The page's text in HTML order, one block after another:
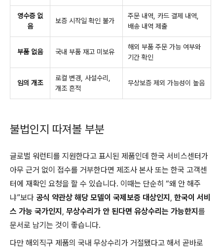
영수증 없
음
보증 시작일 확인 불가
주문 내역, 카드 결제 내역,
배송 내역 제출
부품 없음 국내 부품 재고 미보유
해외 부품 주문 가능 여부와
기간 확인
임의 개조
로컬 변경, 사설수리,
개조 흔적
무상보증 제외 가능성이 높음
불법인지 따져볼 부분
글로벌 워런티를 지원한다고 표시된 제품인데 한국 서비스센터가
아무 근거 없이 접수를 거부한다면 제조사 본사 또는 한국 고객센
터에 재확인 요청을 할 수 있습니다. 이때는 단순히 “왜 안 해주
냐”보다 공식 약관상 해당 모델이 국제보증 대상인지
한국이 서비
스 가능 국가인지
무상수리가 안 된다면 유상수리는 가능한지 를
문서로 남기는 것이 좋습니다.
다만 해외직구 제품의 국내 무상수리가 거절됐다고 해서 곧바로